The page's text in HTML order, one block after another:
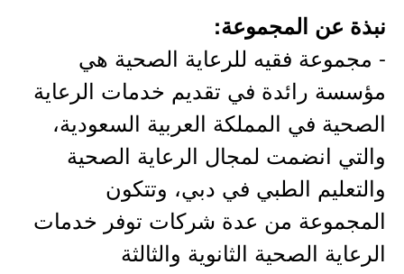
نبذة عن المجموعة:
- مجموعة فقيه للرعاية الصحية هي
مؤسسة رائدة في تقديم خدمات الرعاية
الصحية في المملكة العربية السعودية،
والتي انضمت لمجال الرعاية الصحية
والتعليم الطبي في دبي، وتتكون
المجموعة من عدة شركات توفر خدمات
الرعاية الصحية الثانوية والثالثة